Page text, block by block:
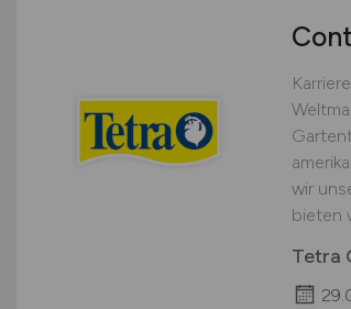
wir
bieten
Tetra